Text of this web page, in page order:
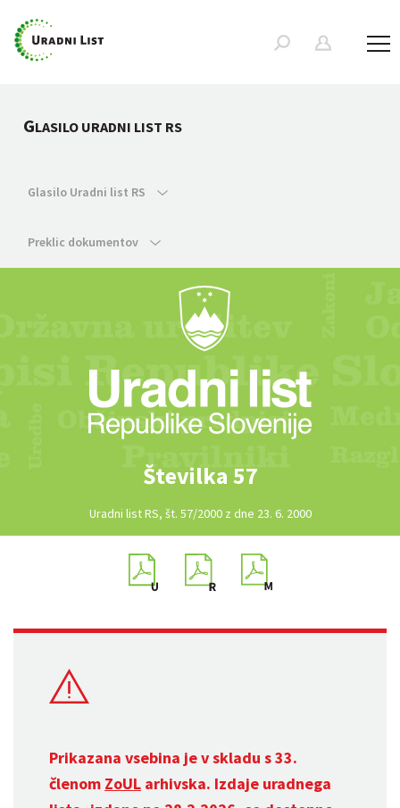
GLASILO URADNI LIST RS
Glasilo Uradni list RS
Preklic dokumentov
Številka 57
Uradni list RS, št. 57/2000 z dne 23. 6. 2000
Prikazana vsebina je v skladu s 33.
členom ZoUL arhivska. Izdaje uradnega